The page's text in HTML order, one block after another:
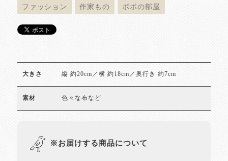
ファッション 作家もの ボボの部屋
大きさ 縦 約20cm／横 約18cm／奥行き 約7cm
素材 色々な布など
※お届けする商品について